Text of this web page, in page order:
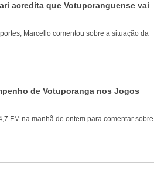
acredita que Votuporanguense vai
Marcello comentou sobre a situação da
de Votuporanga nos Jogos
FM na manhã de ontem para comentar